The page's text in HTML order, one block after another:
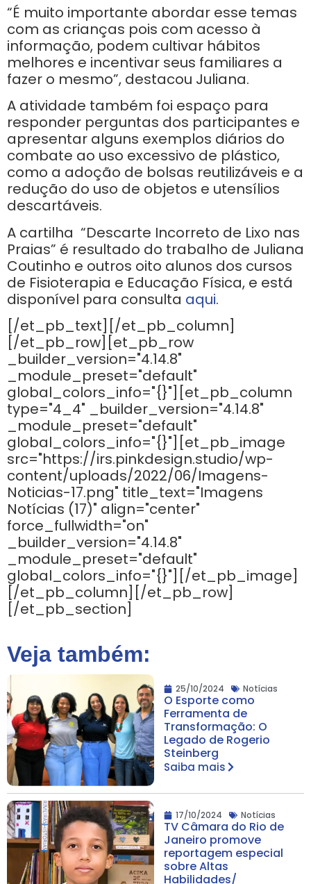
“É muito importante abordar esse temas
com as crianças pois com acesso à
informação, podem cultivar hábitos
melhores e incentivar seus familiares a
fazer o mesmo”, destacou Juliana.
A atividade também foi espaço para
responder perguntas dos participantes e
apresentar alguns exemplos diários do
combate ao uso excessivo de plástico,
como a adoção de bolsas reutilizáveis e a
redução do uso de objetos e utensílios
descartáveis.
A cartilha “Descarte Incorreto de Lixo nas
Praias” é resultado do trabalho de Juliana
Coutinho e outros oito alunos dos cursos
de Fisioterapia e Educação Física, e está
disponível para consulta aqui.
[/et_pb_text][/et_pb_column]
[/et_pb_row][et_pb_row
_builder_version="4.14.8"
_module_preset="default"
global_colors_info="{}"][et_pb_column
type="4_4" _builder_version="4.14.8"
_module_preset="default"
global_colors_info="{}"][et_pb_image
src="https://irs.pinkdesign.studio/wp-
content/uploads/2022/06/Imagens-
Noticias-17.png" title_text="Imagens
Notícias (17)" align="center"
force_fullwidth="on"
_builder_version="4.14.8"
_module_preset="default"
global_colors_info="{}"][/et_pb_image]
[/et_pb_column][/et_pb_row]
[/et_pb_section]
Veja também:
25/10/2024 Notícias
O Esporte como
Ferramenta de
Transformação: O
Legado de Rogerio
Steinberg
Saiba mais
17/10/2024 Notícias
TV Câmara do Rio de
Janeiro promove
reportagem especial
sobre Altas
Habilidades/